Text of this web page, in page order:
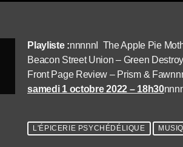
Playliste :nnnnnI The Apple Pie
Beacon Street Union – Green
Front Page Review – Prism &
samedi 1 octobre 2022 – 18h30
L'ÉPICERIE PSYCHÉDÉLIQUE